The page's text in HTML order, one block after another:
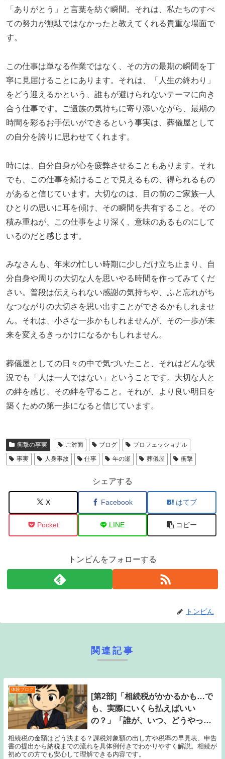
「ありがとう」と言葉を紡ぐ瞬間。それは、私たちのすべ
ての努力が無駄ではなかったと教えてくれる貴重な場面で
す。
この仕事は単なる作業ではなく、その方の最期の瞬間を丁
寧に見届けることにあります。それは、「人生の終わり」
をどう迎えるかという、誰もが避けられないテーマに向き
合う仕事です。ご遺族の気持ちに寄り添いながら、最期の
時間を彩るお手伝いができるという事実は、葬儀屋として
の自分を誇りに思わせてくれます。
時には、自分自身が心を疲弊させることもあります。それ
でも、この仕事を続けることで見えるもの、得られるもの
があると信じています。大切なのは、目の前のご家族一人
ひとりの思いに耳を傾け、その瞬間を共有すること。その
積み重ねが、この仕事をより深く、意味のあるものにして
いるのだと感じます。
みなさんも、年末の忙しい時期に少しだけ立ち止まり、自
分自身や周りの大切な人を思いやる時間を作ってみてくだ
さい。普段は伝えられない感謝の気持ちや、ふと忘れがち
なつながりの大切さを思い出すことができるかもしれませ
ん。それは、小さな一歩かもしれませんが、その一歩が未
来を変えるきっかけになるかもしれません。
葬儀屋としての日々の中で気づいたこと、それはどんな状
況でも「人は一人ではない」ということです。大切な人と
の絆を感じ、その絆を守ること。それが、より良い明日を
築くための第一歩になると信じています。
衝撃の事実 ご対面 ブログ
プロフェッショナル
事実
人身事故 仕事 年の瀬 葬儀屋 衝撃
シェアする
X Facebook はてブ
Pocket LINE コピー
トンビんをフォローする
トンビん
関連記事
体験ブログ
[第2部]「相続税がかかるかも…で
も、実際にいくら払えばいい
の？」「誰が、いつ、どうやって
相続税の金額はどう決まる？課税対象額の出し方や税率の早見表、申告
書の提出から納税までの流れを具体例付きでわかりやすく解説。相続が
初めての方でも安心して理解できる内容です。